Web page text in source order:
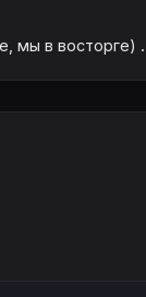
мы в восторге)